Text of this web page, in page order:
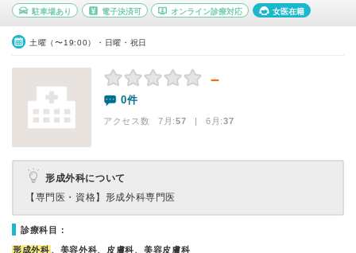
駐車場あり 電子決済可 オンライン診療対応 女医在籍
土曜（〜19:00）・日曜・祝日
－
0件
アクセス数 7月:57 | 6月:37
形成外科について
【専門医・資格】 形成外科専門医
診療科目：
形成外科 、美容外科、皮膚科、美容皮膚科